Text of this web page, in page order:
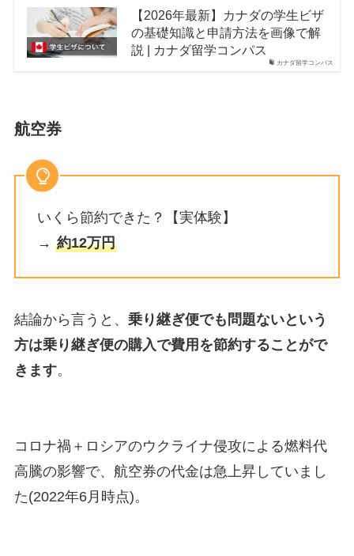
カナダ留学コンパス
【2026年最新】カナダの学生ビザ
の基礎知識と申請方法を画像で解
説 | カナダ留学コンパス
航空券
いくら節約できた？【実体験】
→ 約12万円
結論から言うと、 乗り継ぎ便でも問題ないという
方は乗り継ぎ便の購入で費用を節約することがで
きます。
コロナ禍＋ロシアのウクライナ侵攻による燃料代
高騰の影響で、航空券の代金は急上昇していまし
た(2022年6月時点)。